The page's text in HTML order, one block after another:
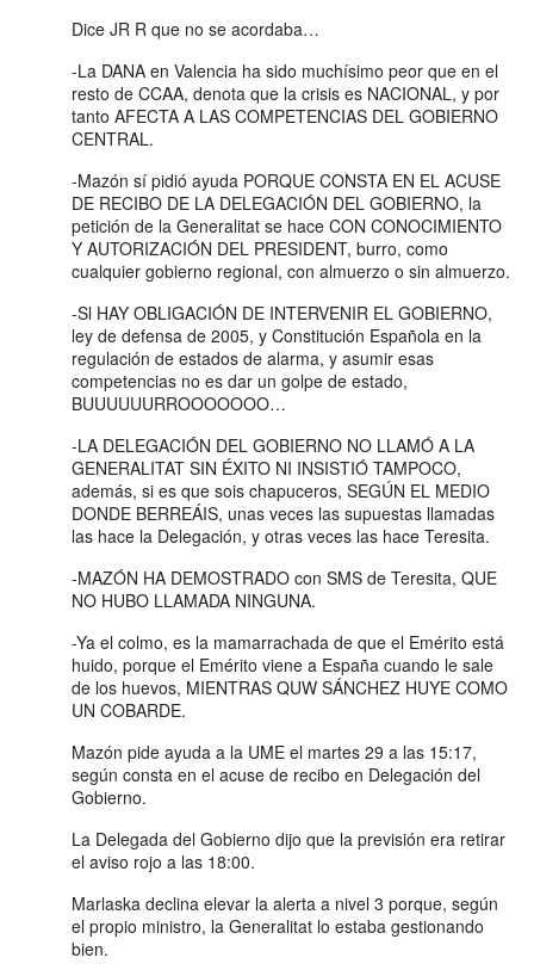
Dice JR R que no se acordaba…
-La DANA en Valencia ha sido muchísimo peor que en el
resto de CCAA, denota que la crisis es NACIONAL, y por
tanto AFECTA A LAS COMPETENCIAS DEL GOBIERNO
CENTRAL.
-Mazón sí pidió ayuda PORQUE CONSTA EN EL ACUSE
DE RECIBO DE LA DELEGACIÓN DEL GOBIERNO, la
petición de la Generalitat se hace CON CONOCIMIENTO
Y AUTORIZACIÓN DEL PRESIDENT, burro, como
cualquier gobierno regional, con almuerzo o sin almuerzo.
-Sl HAY OBLIGACIÓN DE INTERVENIR EL GOBIERNO,
ley de defensa de 2005, y Constitución Española en la
regulación de estados de alarma, y asumir esas
competencias no es dar un golpe de estado,
BUUUUUURROOOOOOO…
-LA DELEGACIÓN DEL GOBIERNO NO LLAMÓ A LA
GENERALITAT SIN ÉXITO NI INSISTIÓ TAMPOCO,
además, si es que sois chapuceros, SEGÚN EL MEDIO
DONDE BERREÁIS, unas veces las supuestas llamadas
las hace la Delegación, y otras veces las hace Teresita.
-MAZÓN HA DEMOSTRADO con SMS de Teresita, QUE
NO HUBO LLAMADA NINGUNA.
-Ya el colmo, es la mamarrachada de que el Emérito está
huido, porque el Emérito viene a España cuando le sale
de los huevos, MIENTRAS QUW SÁNCHEZ HUYE COMO
UN COBARDE.
Mazón pide ayuda a la UME el martes 29 a las 15:17,
según consta en el acuse de recibo en Delegación del
Gobierno.
La Delegada del Gobierno dijo que la previsión era retirar
el aviso rojo a las 18:00.
Marlaska declina elevar la alerta a nivel 3 porque, según
el propio ministro, la Generalitat lo estaba gestionando
bien.